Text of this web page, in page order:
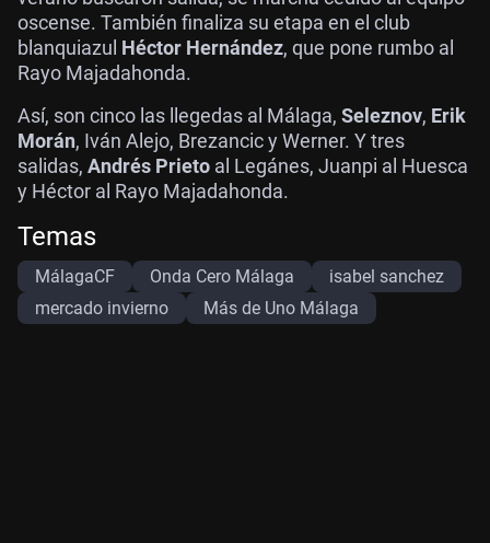
oscense. También finaliza su etapa en el club
blanquiazul Héctor Hernández, que pone rumbo al
Rayo Majadahonda.
Así, son cinco las llegedas al Málaga, Seleznov, Erik
Morán, Iván Alejo, Brezancic y Werner. Y tres
salidas, Andrés Prieto al Legánes, Juanpi al Huesca
y Héctor al Rayo Majadahonda.
Temas
MálagaCF Onda Cero Málaga
isabel sanchez
mercado invierno
Más de Uno Málaga